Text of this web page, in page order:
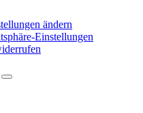
ändern
Einstel­lungen